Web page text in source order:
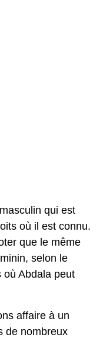
qui est
où il est connu.
que le même
selon le
où Abdala peut
affaire à un
de nombreux